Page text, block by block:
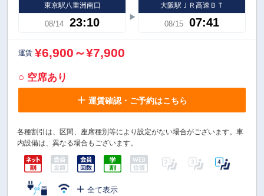
東京駅八重洲南口
08/14 23:10
大阪駅ＪＲ高速ＢＴ
08/15 07:41
運賃 ¥6,900～¥7,900
○ 空席あり
運賃確認・ご予約はこちら
各種割引は、区間、座席種別等により設定がない場合がございます。車
内設備は、異なる場合もございます。
全て表示